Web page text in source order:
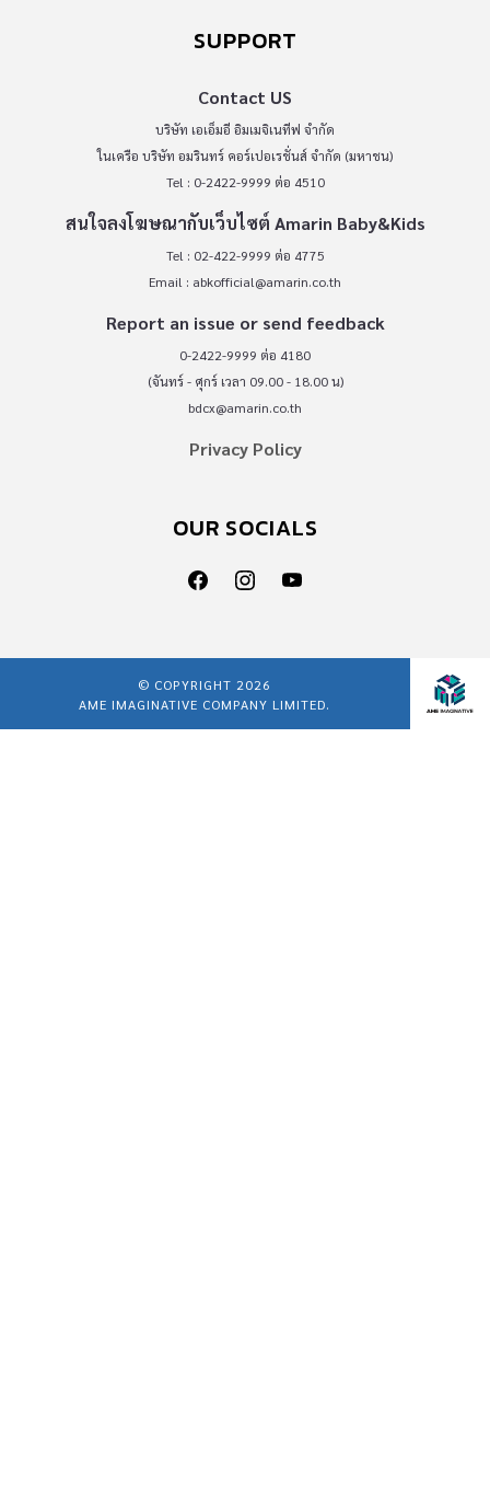
SUPPORT
Contact US
บริษัท เอเอ็มอี อิมเมจิเนทีฟ จำกัด
ในเครือ บริษัท อมรินทร์ คอร์เปอเรชั่นส์ จำกัด (มหาชน)
Tel : 0-2422-9999 ต่อ 4510
สนใจลงโฆษณากับเว็บไซต์ Amarin Baby&Kids
Tel : 02-422-9999 ต่อ 4775
Email : abkofficial@amarin.co.th
Report an issue or send feedback
0-2422-9999 ต่อ 4180
(จันทร์ - ศุกร์ เวลา 09.00 - 18.00 น)
bdcx@amarin.co.th
Privacy Policy
OUR SOCIALS
© COPYRIGHT 2026
AME IMAGINATIVE COMPANY LIMITED.